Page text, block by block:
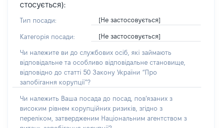
стосується):
Тип посади: [Не застосовується]
Категорія посади: [Не застосовується]
Чи належите ви до службових осіб, які займають
відповідальне та особливо відповідальне становище,
відповідно до статті 50 Закону України “Про
запобігання корупції”?
Чи належить Ваша посада до посад, пов'язаних з
високим рівнем корупційних ризиків, згідно з
переліком, затвердженим Національним агентством з